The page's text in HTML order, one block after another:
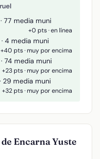
77 media muni
+0 pts · en línea
4 media muni
+40 pts · muy por encima
74 media muni
+23 pts · muy por encima
29 media muni
+32 pts · muy por encima
Encarna Yuste